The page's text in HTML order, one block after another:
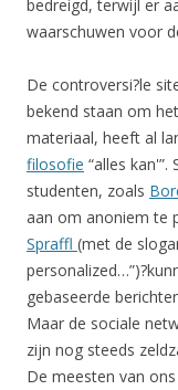
bedreigd, terwijl er
waarschuwen voor
De controversi?le
bekend staan om
materiaal, heeft al
filosofie “alles
studenten, zoals
aan om anoniem te
Spraffl (met de
gebaseerde
Maar de sociale
zijn nog steeds
De meesten van